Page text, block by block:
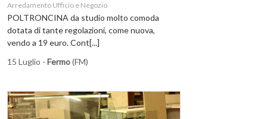
Arredamento Ufficio e Negozio
POLTRONCINA da studio molto comoda
dotata di tante regolazioni, come nuova,
vendo a 19 euro. Cont[...]
15 Luglio - Fermo(FM)